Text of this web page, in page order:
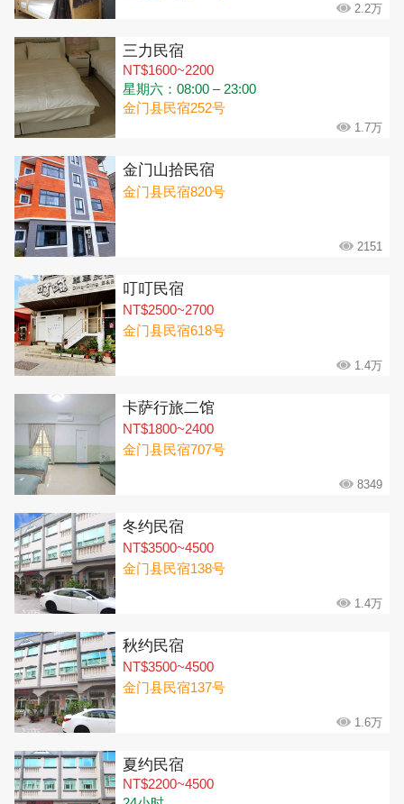
2.2万
三力民宿
NT$1600~2200
星期六：08:00 – 23:00
金门县民宿252号
1.7万
金门山拾民宿
金门县民宿820号
2151
叮叮民宿
NT$2500~2700
金门县民宿618号
1.4万
卡萨行旅二馆
NT$1800~2400
金门县民宿707号
8349
冬约民宿
NT$3500~4500
金门县民宿138号
1.4万
秋约民宿
NT$3500~4500
金门县民宿137号
1.6万
夏约民宿
NT$2200~4500